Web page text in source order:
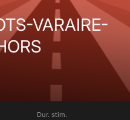
VARAIRE-
Dur. stim.